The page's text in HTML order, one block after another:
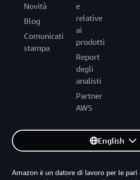
Novità
Blog
Comunicati
stampa
e
relative
ai
prodotti
Report
degli
analisti
Partner
AWS
English
Amazon è un datore di lavoro per le